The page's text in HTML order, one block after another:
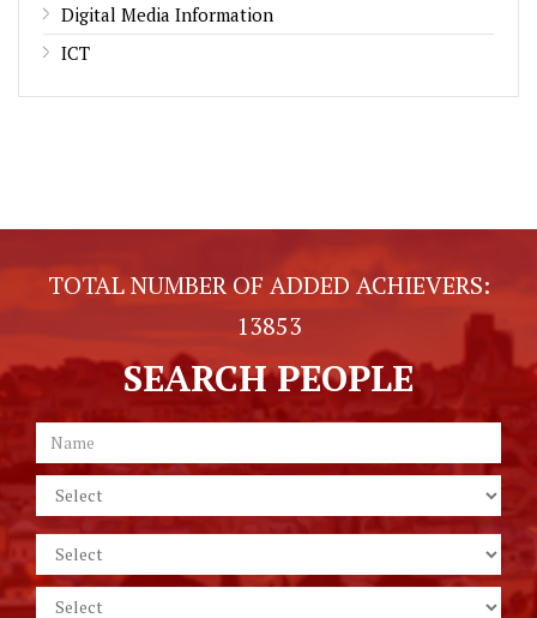
Digital Media Information
ICT
TOTAL NUMBER OF ADDED ACHIEVERS:
13853
SEARCH PEOPLE